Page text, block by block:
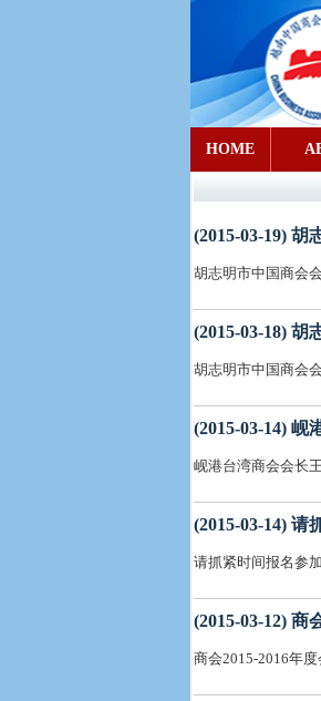
HOME
(2015-03-19)
胡志明市中国商会
(2015-03-18)
胡志明市中国商会
(2015-03-14)
岘港台湾商会会长
(2015-03-14)
请抓紧时间报名参
(2015-03-12) 商
商会2015-2016年